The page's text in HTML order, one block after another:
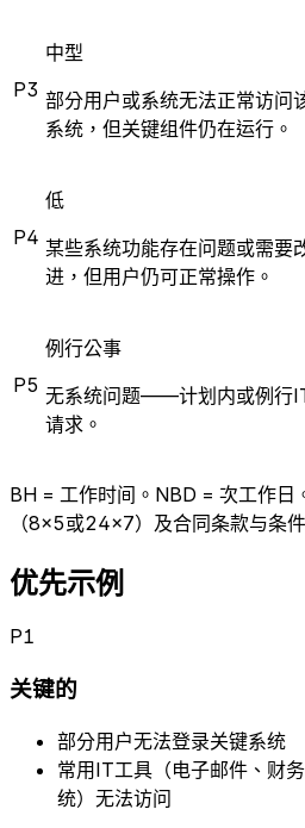
P3
中型
部分用户或系统无法正常访问
系统，但关键组件仍在运行。
P4
低
某些系统功能存在问题或需要
进，但用户仍可正常操作。
P5
例行公事
无系统问题——计划内或例行
请求。
BH = 工作时间。NBD = 次工作日
（8×5或24×7）及合同条款与条
优先示例
P1
关键的
部分用户无法登录关键系统
常用IT工具（电子邮件、财
统）无法访问